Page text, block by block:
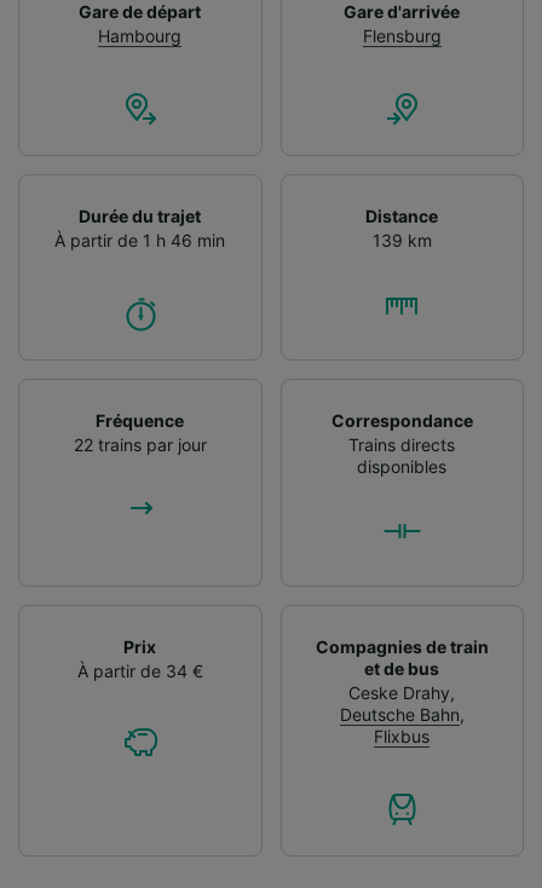
Gare de départ
Hambourg
Gare d'arrivée
Flensburg
Durée du trajet
À partir de 1 h 46 min
Distance
139 km
Fréquence
22 trains par jour
Correspondance
Trains directs
disponibles
Prix
À partir de 34 €
Compagnies de train
et de bus
Ceske Drahy,
Deutsche Bahn,
Flixbus